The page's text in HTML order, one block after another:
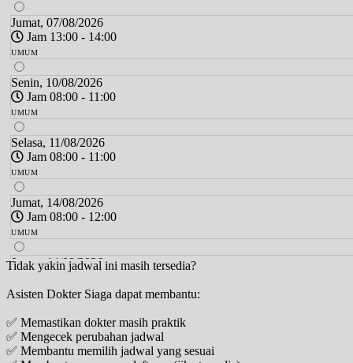
Jumat, 07/08/2026
Jam 13:00 - 14:00
UMUM
Senin, 10/08/2026
Jam 08:00 - 11:00
UMUM
Selasa, 11/08/2026
Jam 08:00 - 11:00
UMUM
Jumat, 14/08/2026
Jam 08:00 - 12:00
UMUM
Jumat, 14/08/2026
Jam 13:00 - 14:00
UMUM
Senin, 17/08/2026
Jam 08:00 - 11:00
UMUM
Tidak yakin jadwal ini masih tersedia?
Asisten Dokter Siaga dapat membantu:
✅ Memastikan dokter masih praktik
✅ Mengecek perubahan jadwal
✅ Membantu memilih jadwal yang sesuai